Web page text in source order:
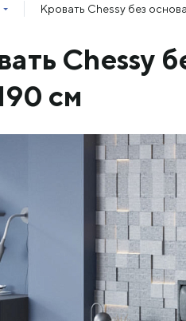
Кровать Chessy без
Chessy
см